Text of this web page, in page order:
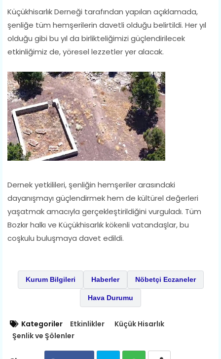
Küçükhisarlık Derneği tarafından yapılan açıklamada,
şenliğe tüm hemşerilerin davetli olduğu belirtildi. Her yıl
olduğu gibi bu yıl da birlikteliğimizi güçlendirilecek
etkinliğimiz de, yöresel lezzetler yer alacak.
Dernek yetkilileri, şenliğin hemşeriler arasındaki
dayanışmayı güçlendirmek hem de kültürel değerleri
yaşatmak amacıyla gerçekleştirildiğini vurguladı. Tüm
Bozkır halkı ve Küçükhisarlık kökenli vatandaşlar, bu
coşkulu buluşmaya davet edildi.
Kurum Bilgileri Haberler Nöbetçi Eczaneler
Hava Durumu
Kategoriler Etkinlikler
Küçük Hisarlık
Şenlik ve Şölenler